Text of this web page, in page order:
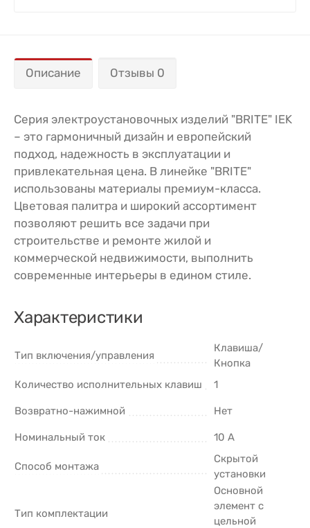
Описание Отзывы 0
Серия электроустановочных изделий "BRITE" IEK
– это гармоничный дизайн и европейский
подход, надежность в эксплуатации и
привлекательная цена. В линейке "BRITE"
использованы материалы премиум-класса.
Цветовая палитра и широкий ассортимент
позволяют решить все задачи при
строительстве и ремонте жилой и
коммерческой недвижимости, выполнить
современные интерьеры в едином стиле.
Характеристики
Тип включения/управления
Клавиша/
Кнопка
Количество исполнительных клавиш
1
Возвратно-нажимной Нет
Номинальный ток 10 А
Способ монтажа
Скрытой
установки
Тип комплектации
Основной
элемент с
цельной